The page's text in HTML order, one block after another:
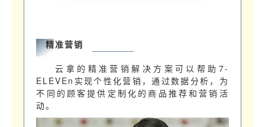
精准营销
云拿的精准营销解决方案可以帮助7-
ELEVEn实现个性化营销，通过数据分析，为
不同的顾客提供定制化的商品推荐和营销活
动。